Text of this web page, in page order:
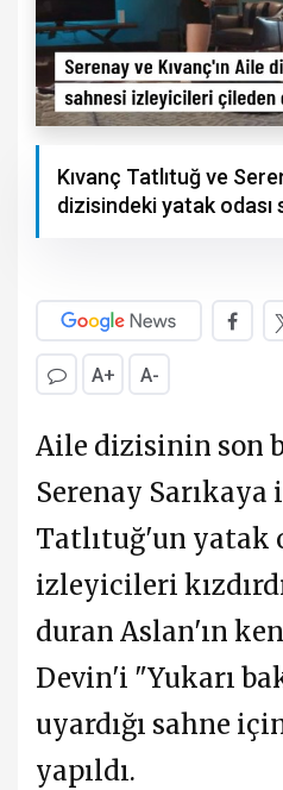
Kıvanç Tatlıtuğ ve
dizisindeki yatak
A+ A-
Aile dizisinin son
Serenay Sarıkaya
Tatlıtuğ'un yatak
izleyicileri
duran Aslan'ın
Devin'i "Yukarı
uyardığı sahne
yapıldı.